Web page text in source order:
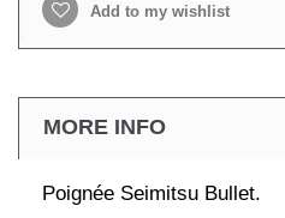
Add to my wishlist
MORE INFO
Poignée Seimitsu Bullet.